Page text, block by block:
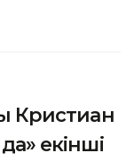
Кристиан
екінші